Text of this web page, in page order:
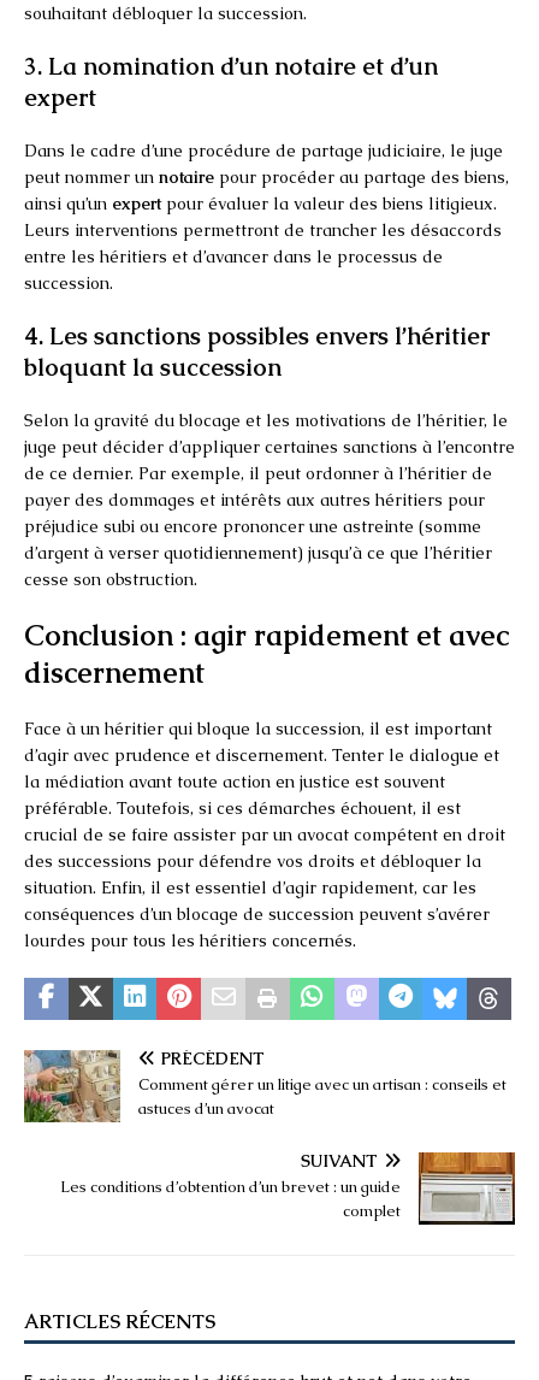
souhaitant débloquer la succession.
3. La nomination d’un notaire et d’un
expert
Dans le cadre d’une procédure de partage judiciaire, le juge
peut nommer un notaire pour procéder au partage des biens,
ainsi qu’un expertpour évaluer la valeur des biens litigieux.
Leurs interventions permettront de trancher les désaccords
entre les héritiers et d’avancer dans le processus de
succession.
4. Les sanctions possibles envers l’héritier
bloquant la succession
Selon la gravité du blocage et les motivations de l’héritier, le
juge peut décider d’appliquer certaines sanctions à l’encontre
de ce dernier. Par exemple, il peut ordonner à l’héritier de
payer des dommages et intérêts aux autres héritiers pour
préjudice subi ou encore prononcer une astreinte (somme
d’argent à verser quotidiennement) jusqu’à ce que l’héritier
cesse son obstruction.
Conclusion : agir rapidement et avec
discernement
Face à un héritier qui bloque la succession, il est important
d’agir avec prudence et discernement. Tenter le dialogue et
la médiation avant toute action en justice est souvent
préférable. Toutefois, si ces démarches échouent, il est
crucial de se faire assister par un avocat compétent en droit
des successions pour défendre vos droits et débloquer la
situation. Enfin, il est essentiel d’agir rapidement, car les
conséquences d’un blocage de succession peuvent s’avérer
lourdes pour tous les héritiers concernés.
PRÉCÉDENT
Comment gérer un litige avec un artisan : conseils et
astuces d’un avocat
SUIVANT
Les conditions d’obtention d’un brevet : un guide
complet
ARTICLES RÉCENTS